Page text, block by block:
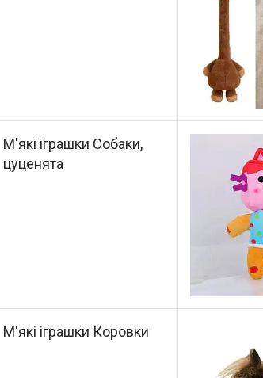
М'які іграшки Собаки,
цуценята
М'які іграшки Коровки